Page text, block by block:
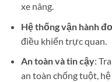
xe nâng.
Hệ thống vận hành
điều khiển trực quan.
An toàn và tin cậy:
an toàn chống tuột,